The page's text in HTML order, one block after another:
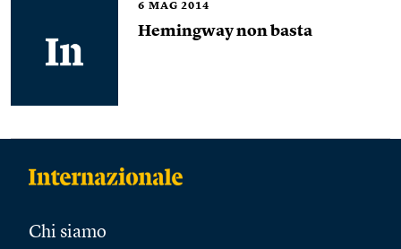
6 MAG 2014
Hemingway non basta
Chi siamo